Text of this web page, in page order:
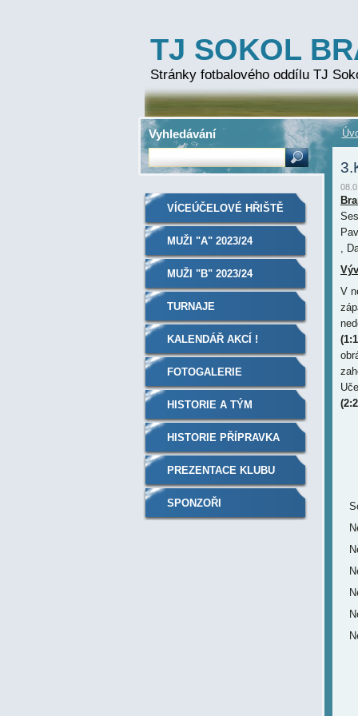
TJ SOKOL
Stránky fotbalového oddílu TJ
,
V
VÍCEÚČELOVÉ HŘIŠTĚ
MUŽI "A" 2023/24
MUŽI "B" 2023/24
TURNAJE
KALENDÁŘ AKCÍ !
FOTOGALERIE
HISTORIE A TÝM
HISTORIE PŘÍPRAVKA
PREZENTACE KLUBU
SPONZOŘI
Vyhledávání